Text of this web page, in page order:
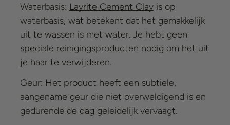
Waterbasis: Layrite Cement Clay is op
waterbasis, wat betekent dat het gemakkelijk
uit te wassen is met water. Je hebt geen
speciale reinigingsproducten nodig om het uit
je haar te verwijderen.
Geur: Het product heeft een subtiele,
aangename geur die niet overweldigend is en
gedurende de dag geleidelijk vervaagt.